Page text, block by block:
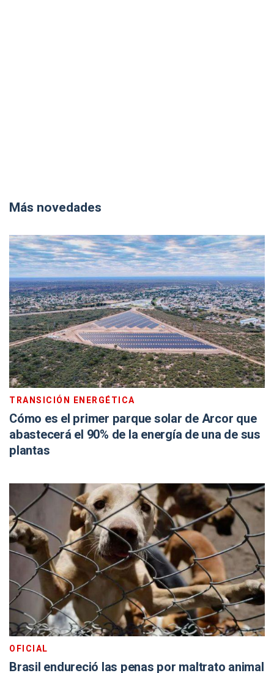
Más novedades
TRANSICIÓN ENERGÉTICA
Cómo es el primer parque solar de Arcor que
abastecerá el 90% de la energía de una de sus
plantas
OFICIAL
Brasil endureció las penas por maltrato animal